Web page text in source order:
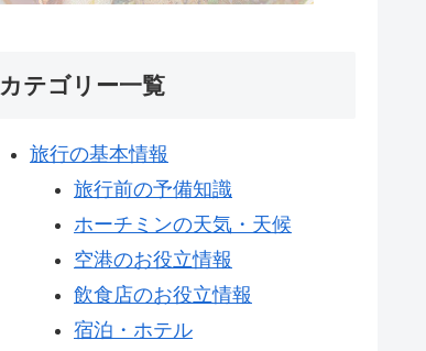
カテゴリー一覧
旅行の基本情報
旅行前の予備知識
ホーチミンの天気・天候
空港のお役立情報
飲食店のお役立情報
宿泊・ホテル